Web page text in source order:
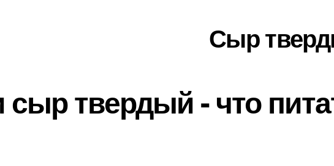
Сыр
сыр твердый - что